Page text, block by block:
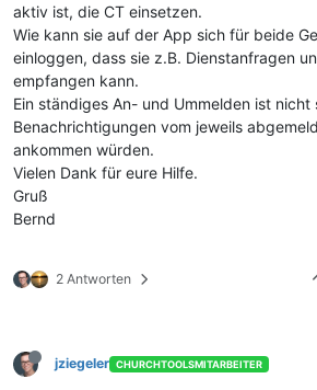
aktiv ist, die CT einsetzen.
Wie kann sie auf der App sich für beide
einloggen, dass sie z.B. Dienstanfragen
empfangen kann.
Ein ständiges An- und Ummelden ist nicht
Benachrichtigungen vom jeweils
ankommen würden.
Vielen Dank für eure Hilfe.
Gruß
Bernd
2 Antworten
jziegeler CHURCHTOOLSMITARBEITER